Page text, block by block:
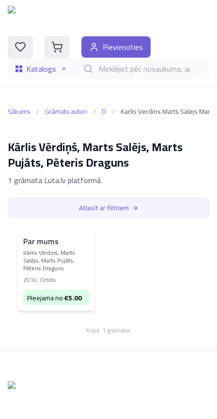
Katalogs Meklēt grāmatas pēc nosaukuma, autora,
Pievienoties
Sākums / Grāmatu autori / D /
Kārlis Vērdiņš, Marts Salējs, Marts
Pujāts, Pēteris Draguns
1 grāmata Luta.lv platformā.
Atlasīt ar filtriem →
Par mums
Kārlis Vērdiņš, Marts
Salējs, Marts Pujāts,
Pēteris Draguns
2010, Orbīta
Pieejama no€5.00
Kopā: 1 grāmatas